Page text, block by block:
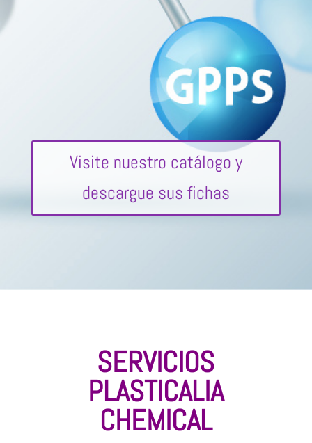
Visite nuestro catálogo y
descargue sus fichas
SERVICIOS
PLASTICALIA
CHEMICAL